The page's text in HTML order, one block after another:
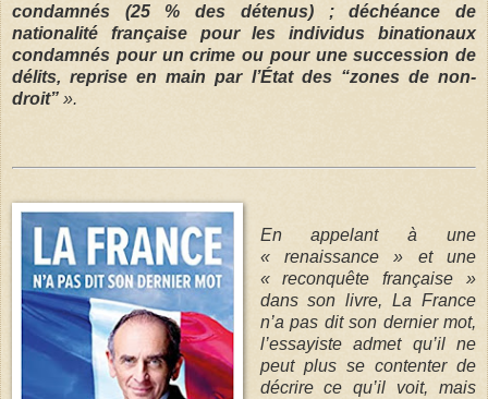
condamnés (25 % des détenus) ; déchéance de
nationalité française pour les individus binationaux
condamnés pour un crime ou pour une succession de
délits, reprise en main par l’État des “zones de non-
droit” ».
En appelant à une
« renaissance » et une
« reconquête française »
dans son livre, La France
n’a pas dit son dernier mot,
l’essayiste admet qu’il ne
peut plus se contenter de
décrire ce qu’il voit, mais